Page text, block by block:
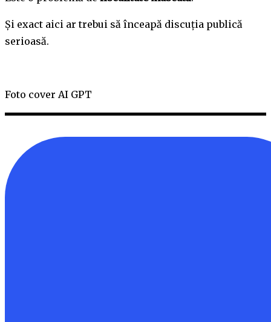
Și exact aici ar trebui să înceapă discuția publică
serioasă.
Foto cover AI GPT